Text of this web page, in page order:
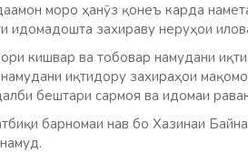
моро ҳанӯз қонеъ карда
идомадошта захираву неруҳои
кишвар ва тобовар намудани
иқтидору захираҳои
бештари сармоя ва идомаи
барномаи нав бо Хазинаи